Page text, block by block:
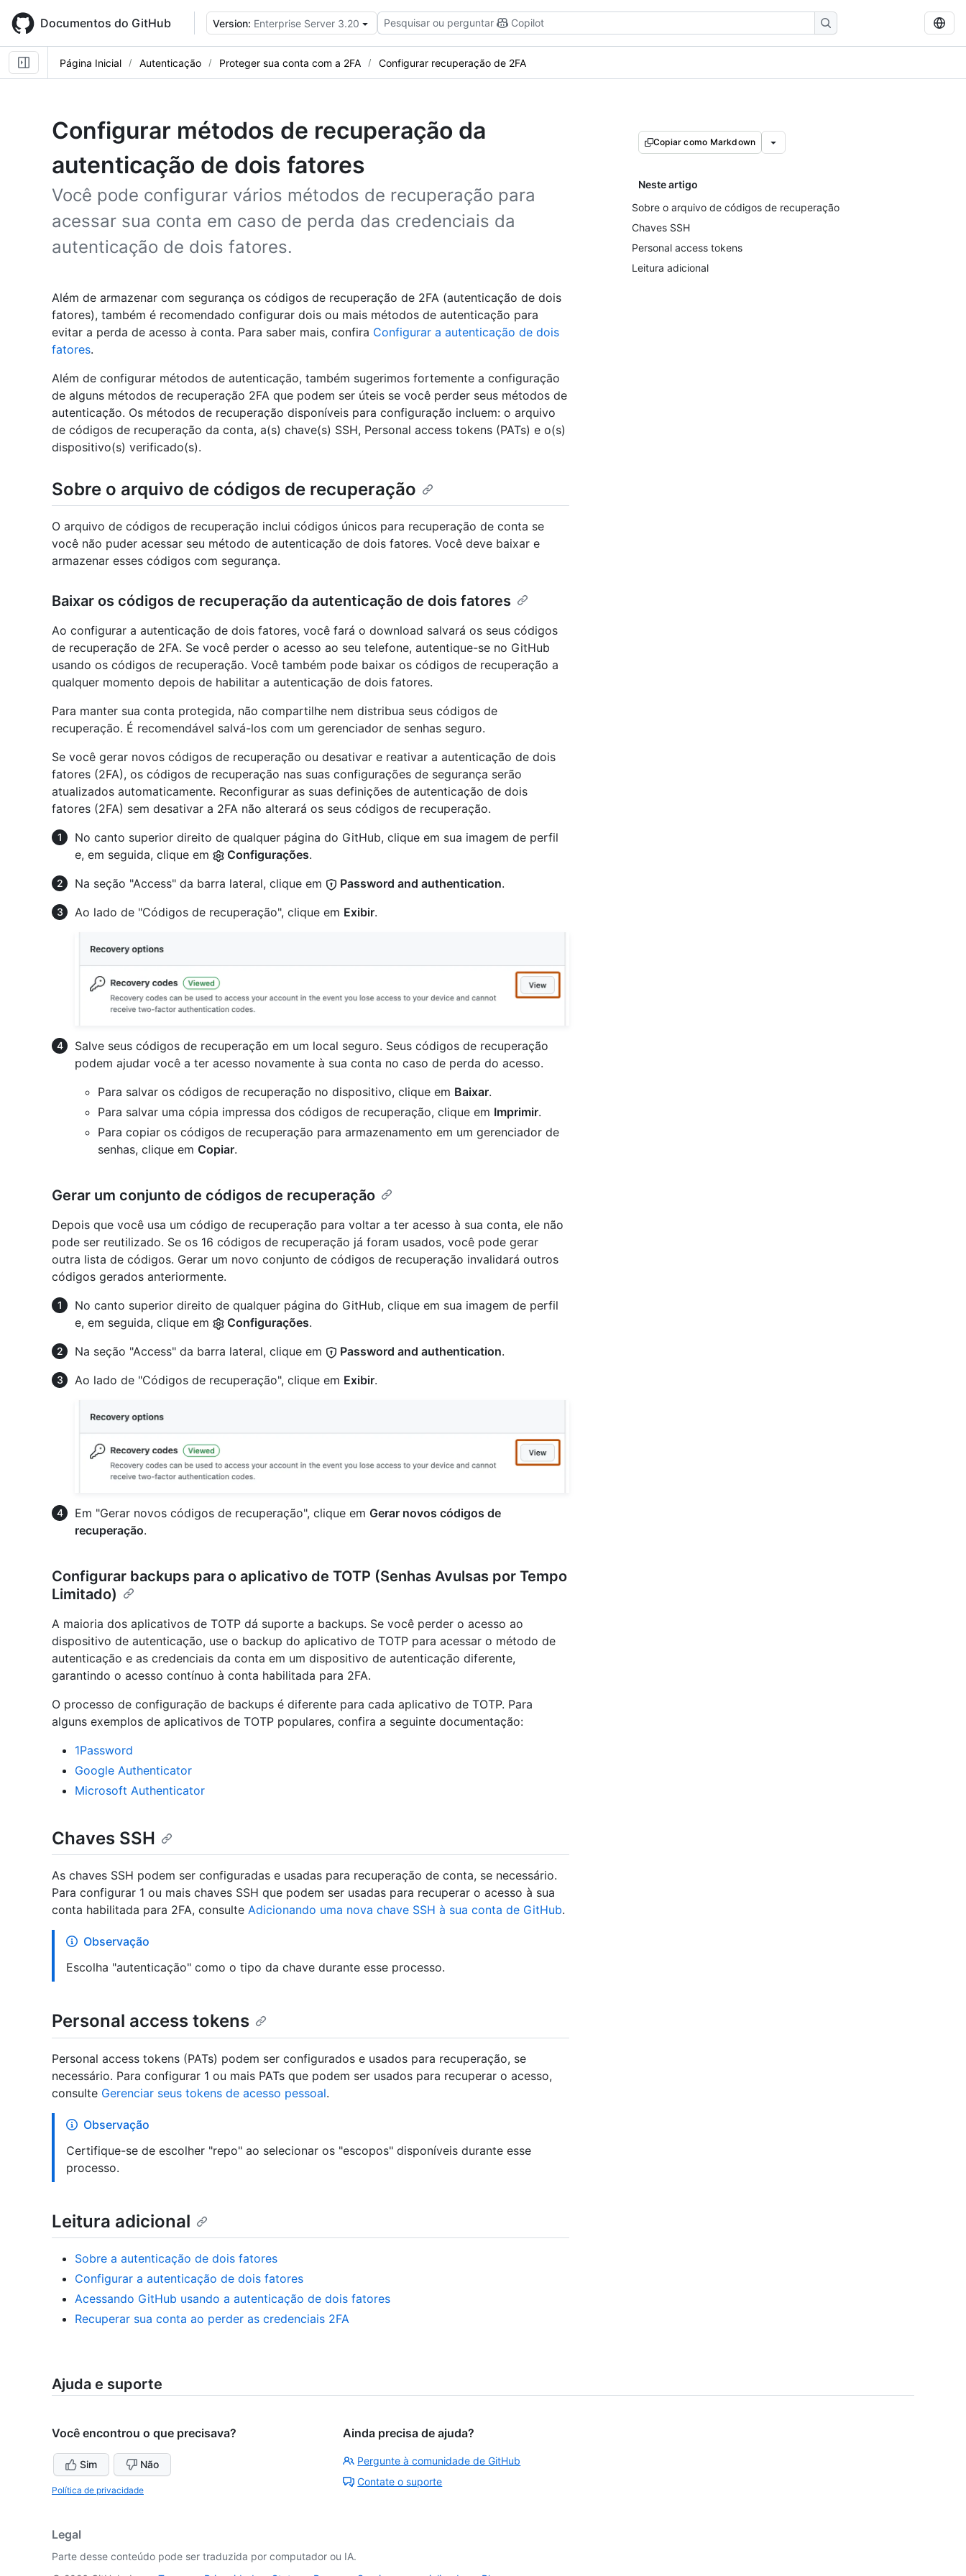
main
content
Documentos do GitHub Version: Enterprise Server 3.20 Pesquisar ou perguntar Copilot
Página Inicial Autenticação Proteger sua conta com a 2FA Configurar recuperação de 2FA
Configurar métodos de recuperação da
autenticação de dois fatores
Você pode configurar vários métodos de recuperação para
acessar sua conta em caso de perda das credenciais da
autenticação de dois fatores.
Copiar como Markdown
Neste artigo
Sobre o arquivo de códigos de recuperação
Chaves SSH
Personal access tokens
Leitura adicional
Além de armazenar com segurança os códigos de recuperação de 2FA (autenticação de dois
fatores), também é recomendado configurar dois ou mais métodos de autenticação para
evitar a perda de acesso à conta. Para saber mais, confira Configurar a autenticação de dois
fatores.
Além de configurar métodos de autenticação, também sugerimos fortemente a configuração
de alguns métodos de recuperação 2FA que podem ser úteis se você perder seus métodos de
autenticação. Os métodos de recuperação disponíveis para configuração incluem: o arquivo
de códigos de recuperação da conta, a(s) chave(s) SSH, Personal access tokens (PATs) e o(s)
dispositivo(s) verificado(s).
Sobre o arquivo de códigos de recuperação
O arquivo de códigos de recuperação inclui códigos únicos para recuperação de conta se
você não puder acessar seu método de autenticação de dois fatores. Você deve baixar e
armazenar esses códigos com segurança.
Baixar os códigos de recuperação da autenticação de dois fatores
Ao configurar a autenticação de dois fatores, você fará o download salvará os seus códigos
de recuperação de 2FA. Se você perder o acesso ao seu telefone, autentique-se no GitHub
usando os códigos de recuperação. Você também pode baixar os códigos de recuperação a
qualquer momento depois de habilitar a autenticação de dois fatores.
Para manter sua conta protegida, não compartilhe nem distribua seus códigos de
recuperação. É recomendável salvá-los com um gerenciador de senhas seguro.
Se você gerar novos códigos de recuperação ou desativar e reativar a autenticação de dois
fatores (2FA), os códigos de recuperação nas suas configurações de segurança serão
atualizados automaticamente. Reconfigurar as suas definições de autenticação de dois
fatores (2FA) sem desativar a 2FA não alterará os seus códigos de recuperação.
No canto superior direito de qualquer página do GitHub, clique em sua imagem de perfil
e, em seguida, clique em
Configurações.
Na seção "Access" da barra lateral, clique em
Password and authentication.
Ao lado de "Códigos de recuperação", clique em Exibir.
Salve seus códigos de recuperação em um local seguro. Seus códigos de recuperação
podem ajudar você a ter acesso novamente à sua conta no caso de perda do acesso.
Para salvar os códigos de recuperação no dispositivo, clique em Baixar.
Para salvar uma cópia impressa dos códigos de recuperação, clique em Imprimir.
Para copiar os códigos de recuperação para armazenamento em um gerenciador de
senhas, clique em Copiar.
Gerar um conjunto de códigos de recuperação
Depois que você usa um código de recuperação para voltar a ter acesso à sua conta, ele não
pode ser reutilizado. Se os 16 códigos de recuperação já foram usados, você pode gerar
outra lista de códigos. Gerar um novo conjunto de códigos de recuperação invalidará outros
códigos gerados anteriormente.
No canto superior direito de qualquer página do GitHub, clique em sua imagem de perfil
e, em seguida, clique em
Configurações.
Na seção "Access" da barra lateral, clique em
Password and authentication.
Ao lado de "Códigos de recuperação", clique em Exibir.
Em "Gerar novos códigos de recuperação", clique em Gerar novos códigos de
recuperação.
Configurar backups para o aplicativo de TOTP (Senhas Avulsas por Tempo
Limitado)
A maioria dos aplicativos de TOTP dá suporte a backups. Se você perder o acesso ao
dispositivo de autenticação, use o backup do aplicativo de TOTP para acessar o método de
autenticação e as credenciais da conta em um dispositivo de autenticação diferente,
garantindo o acesso contínuo à conta habilitada para 2FA.
O processo de configuração de backups é diferente para cada aplicativo de TOTP. Para
alguns exemplos de aplicativos de TOTP populares, confira a seguinte documentação:
1Password
Google Authenticator
Microsoft Authenticator
Chaves SSH
As chaves SSH podem ser configuradas e usadas para recuperação de conta, se necessário.
Para configurar 1 ou mais chaves SSH que podem ser usadas para recuperar o acesso à sua
conta habilitada para 2FA, consulte Adicionando uma nova chave SSH à sua conta de GitHub.
Observação
Escolha "autenticação" como o tipo da chave durante esse processo.
Personal access tokens
Personal access tokens (PATs) podem ser configurados e usados para recuperação, se
necessário. Para configurar 1 ou mais PATs que podem ser usados para recuperar o acesso,
consulte Gerenciar seus tokens de acesso pessoal.
Observação
Certifique-se de escolher "repo" ao selecionar os "escopos" disponíveis durante esse
processo.
Leitura adicional
Sobre a autenticação de dois fatores
Configurar a autenticação de dois fatores
Acessando GitHub usando a autenticação de dois fatores
Recuperar sua conta ao perder as credenciais 2FA
Ajuda e suporte
Você encontrou o que precisava?
Sim Não
Política de privacidade
Ainda precisa de ajuda?
Pergunte à comunidade de GitHub
Contate o suporte
Legal
Parte desse conteúdo pode ser traduzida por computador ou IA.